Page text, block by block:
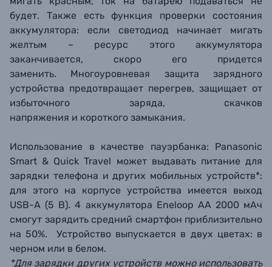
будет. Также есть функция проверки состояния
аккумулятора: если светодиод начинает мигать
желтым – ресурс этого аккумулятора
заканчивается, скоро его придется
заменить. Многоуровневая защита зарядного
устройства предотвращает перегрев, защищает от
избыточного заряда, скачков
напряжения и короткого замыкания.
Использование в качестве пауэрбанка: Panasonic
Smart & Quick Travel может выдавать питание для
зарядки телефона и других мобильных устройств*:
для этого на корпусе устройства имеется выход
USB-A (5 В). 4 аккумулятора Eneloop AA 2000 мАч
смогут зарядить средний смартфон приблизительно
на 50%. Устройство выпускается в двух цветах: в
черном или в белом.
*Для зарядки других устройств можно использовать